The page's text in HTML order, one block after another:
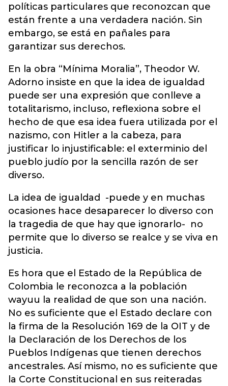
políticas particulares que reconozcan que
están frente a una verdadera nación. Sin
embargo, se está en pañales para
garantizar sus derechos.
En la obra “Mínima Moralia”, Theodor W.
Adorno insiste en que la idea de igualdad
puede ser una expresión que conlleve a
totalitarismo, incluso, reflexiona sobre el
hecho de que esa idea fuera utilizada por el
nazismo, con Hitler a la cabeza, para
justificar lo injustificable: el exterminio del
pueblo judío por la sencilla razón de ser
diverso.
La idea de igualdad -puede y en muchas
ocasiones hace desaparecer lo diverso con
la tragedia de que hay que ignorarlo- no
permite que lo diverso se realce y se viva en
justicia.
Es hora que el Estado de la República de
Colombia le reconozca a la población
wayuu la realidad de que son una nación.
No es suficiente que el Estado declare con
la firma de la Resolución 169 de la OIT y de
la Declaración de los Derechos de los
Pueblos Indígenas que tienen derechos
ancestrales. Así mismo, no es suficiente que
la Corte Constitucional en sus reiteradas